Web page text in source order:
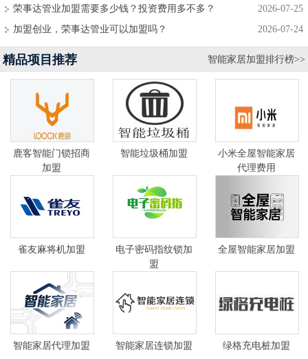
2026-07-25
荣事达管业加盟需要多少钱？投资费用多不多？
2026-07-24
加盟创业，荣事达管业可以加盟吗？
精品项目推荐 智能家居加盟排行榜>>
鹿客智能门锁招商
加盟
智能垃圾桶加盟
小米全屋智能家居
代理费用
雀友麻将机加盟
电子密码指纹锁加
盟
全屋智能家居加盟
智能家居代理加盟 智能家居连锁加盟 绿格充电桩加盟